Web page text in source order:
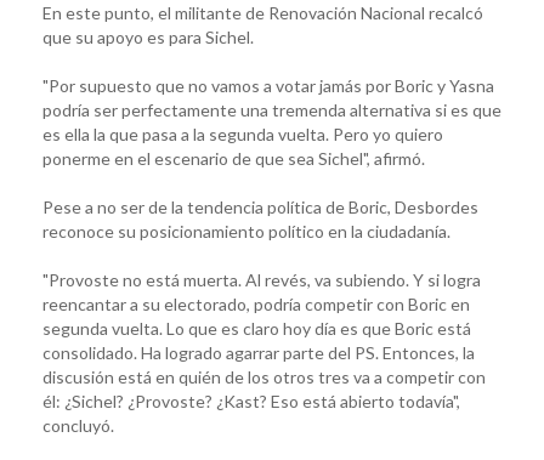
En este punto, el militante de Renovación Nacional recalcó
que su apoyo es para Sichel.
"Por supuesto que no vamos a votar jamás por Boric y Yasna
podría ser perfectamente una tremenda alternativa si es que
es ella la que pasa a la segunda vuelta. Pero yo quiero
ponerme en el escenario de que sea Sichel", afirmó.
Pese a no ser de la tendencia política de Boric, Desbordes
reconoce su posicionamiento político en la ciudadanía.
"Provoste no está muerta. Al revés, va subiendo. Y si logra
reencantar a su electorado, podría competir con Boric en
segunda vuelta. Lo que es claro hoy día es que Boric está
consolidado. Ha logrado agarrar parte del PS. Entonces, la
discusión está en quién de los otros tres va a competir con
él: ¿Sichel? ¿Provoste? ¿Kast? Eso está abierto todavía",
concluyó.